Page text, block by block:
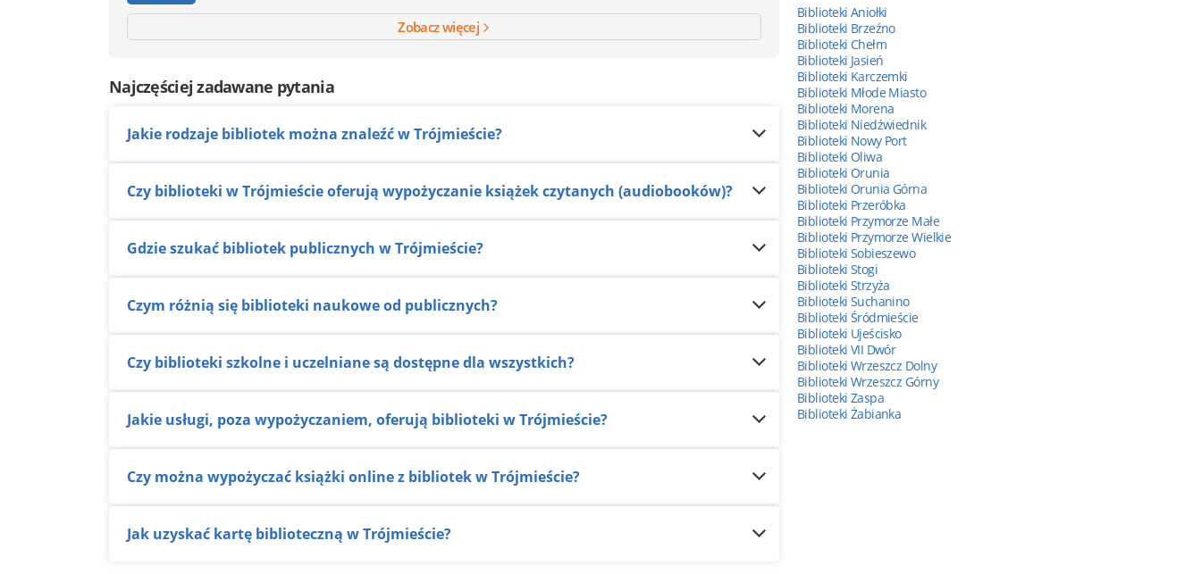
Zobacz więcej
Najczęściej zadawane pytania
Jakie rodzaje bibliotek można znaleźć w Trójmieście?
Czy biblioteki w Trójmieście oferują wypożyczanie książek czytanych (audiobooków)?
Gdzie szukać bibliotek publicznych w Trójmieście?
Czym różnią się biblioteki naukowe od publicznych?
Czy biblioteki szkolne i uczelniane są dostępne dla wszystkich?
Jakie usługi, poza wypożyczaniem, oferują biblioteki w Trójmieście?
Czy można wypożyczać książki online z bibliotek w Trójmieście?
Jak uzyskać kartę biblioteczną w Trójmieście?
Biblioteki Aniołki
Biblioteki Brzeźno
Biblioteki Chełm
Biblioteki Jasień
Biblioteki Karczemki
Biblioteki Młode Miasto
Biblioteki Morena
Biblioteki Niedźwiednik
Biblioteki Nowy Port
Biblioteki Oliwa
Biblioteki Orunia
Biblioteki Orunia Górna
Biblioteki Przeróbka
Biblioteki Przymorze Małe
Biblioteki Przymorze Wielkie
Biblioteki Sobieszewo
Biblioteki Stogi
Biblioteki Strzyża
Biblioteki Suchanino
Biblioteki Śródmieście
Biblioteki Ujeścisko
Biblioteki VII Dwór
Biblioteki Wrzeszcz Dolny
Biblioteki Wrzeszcz Górny
Biblioteki Zaspa
Biblioteki Żabianka